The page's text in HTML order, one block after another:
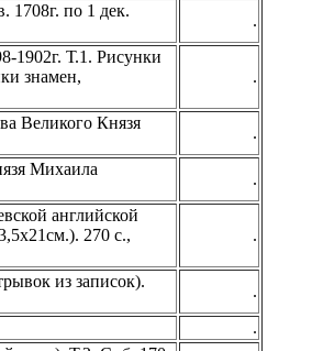
1708г. по 1 дек.
.
1902г. Т.1. Рисунки
знамен,
.
Великого Князя
.
Михаила
.
английской
270 с.,
.
из записок).
.
.